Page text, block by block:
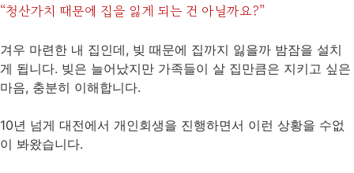
“청산가치 때문에 집을 잃게 되는 건 아닐까요?”
겨우 마련한 내 집인데, 빚 때문에 집까지 잃을까 밤잠을 설치
게 됩니다. 빚은 늘어났지만 가족들이 살 집만큼은 지키고 싶은
마음, 충분히 이해합니다.
10년 넘게 대전에서 개인회생을 진행하면서 이런 상황을 수없
이 봐왔습니다.